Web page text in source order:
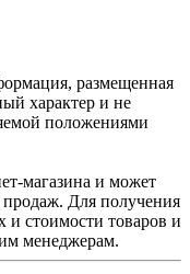
размещенная
характер и не
положениями
магазина и может
продаж. Для получения
и стоимости товаров и
менеджерам.